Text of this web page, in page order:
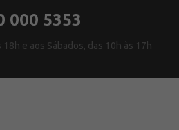
000 5353
e aos Sábados, das 10h às 17h